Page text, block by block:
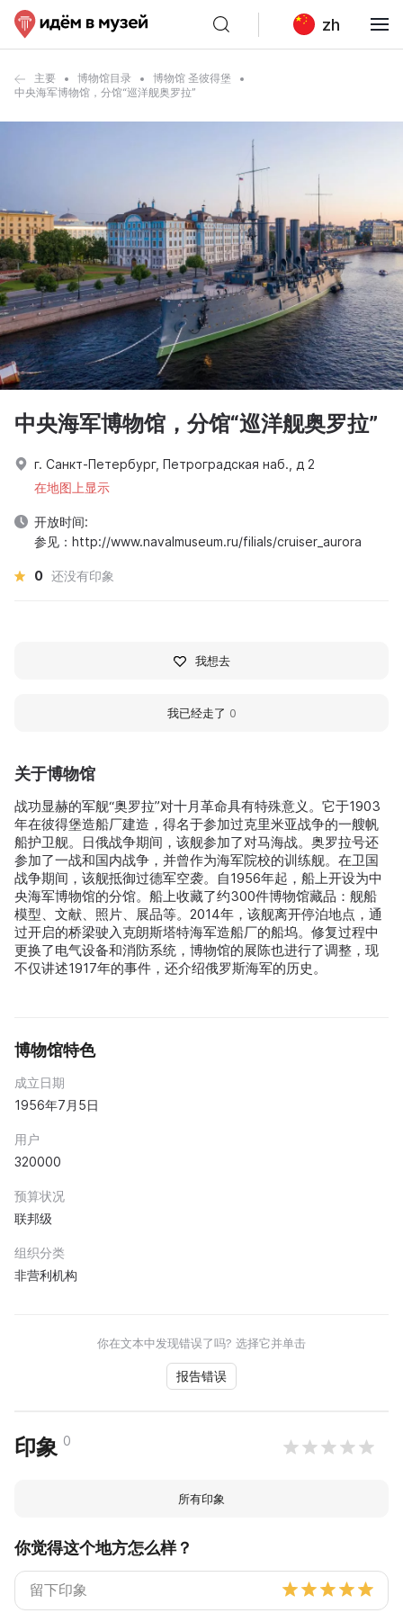
zh
主要 博物馆目录
博物馆 圣彼得堡
中央海军博物馆，分馆“巡洋舰奥罗拉”
关于博物馆
战功显赫的军舰“奥罗拉”对十月革命具有特殊意义。它于1903
年在彼得堡造船厂建造，得名于参加过克里米亚战争的一艘帆
船护卫舰。日俄战争期间，该舰参加了对马海战。奥罗拉号还
参加了一战和国内战争，并曾作为海军院校的训练舰。在卫国
战争期间，该舰抵御过德军空袭。自1956年起，船上开设为中
央海军博物馆的分馆。船上收藏了约300件博物馆藏品：舰船
模型、文献、照片、展品等。2014年，该舰离开停泊地点，通
过开启的桥梁驶入克朗斯塔特海军造船厂的船坞。修复过程中
更换了电气设备和消防系统，博物馆的展陈也进行了调整，现
不仅讲述1917年的事件，还介绍俄罗斯海军的历史。
博物馆特色
成立日期
1956年7月5日
用户
320000
预算状况
联邦级
组织分类
非营利机构
你在文本中发现错误了吗? 选择它并单击
报告错误
印象 0
所有印象
你觉得这个地方怎么样？
中央海军博物馆，分馆“巡洋舰奥罗拉”
г. Санкт-Петербург, Петроградская наб., д 2
在地图上显示
开放时间:
参见：http://www.navalmuseum.ru/filials/cruiser_aurora
0 还没有印象
我想去
我已经走了 0